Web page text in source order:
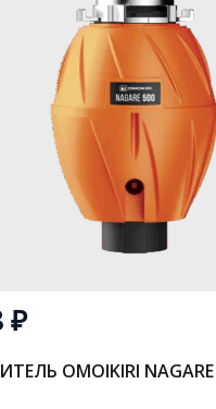
₽
OMOIKIRI NAGARE